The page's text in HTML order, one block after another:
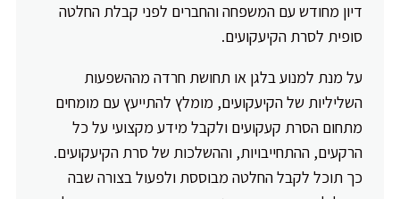
דיון מחודש עם המשפחה והחברים לפני קבלת החלטה
סופית לסרת הקיעקועים.
על מנת למנוע בלגן או תחושת חרדה מההשפעות
השליליות של הקיעקועים, מומלץ להתייעץ עם מומחים
מתחום הסרת קעקועים ולקבל מידע מקצועי על כל
הרקעים, ההתחייבויות, וההשלכות של סרת הקיעקועים.
כך תוכל לקבל החלטה מבוססת ולפעול בצורה שבה